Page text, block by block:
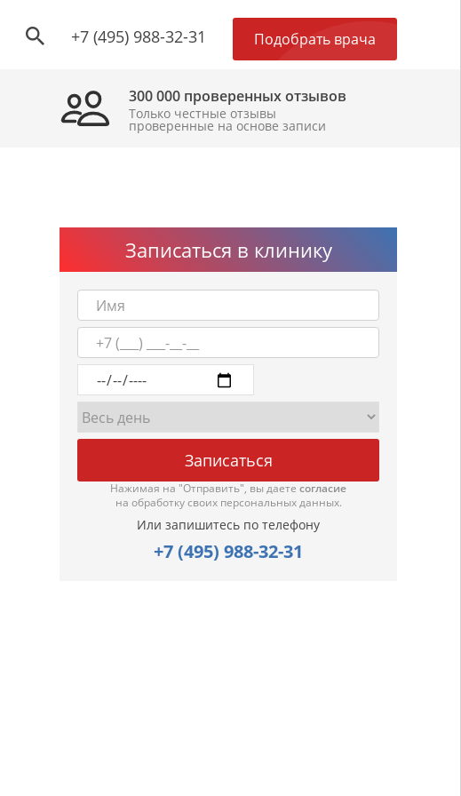
+7 (495) 988-32-31 Подобрать врача
300 000 проверенных отзывов
Только честные отзывы
проверенные на основе записи
Записаться в клинику
Нажимая на "Отправить", вы даете согласие
на обработку своих персональных данных.
Или запишитесь по телефону
+7 (495) 988-32-31